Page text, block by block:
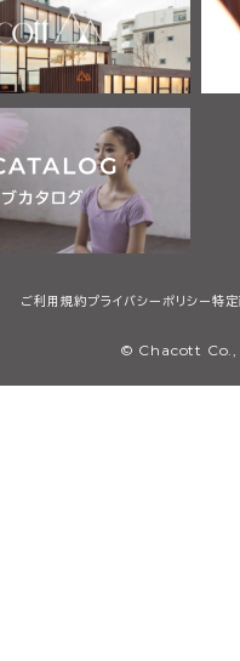
ご利用規約プライバシーポリシー 特
© Chacott Co.,